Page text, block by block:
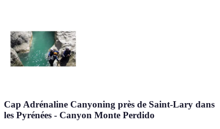
Cap Adrénaline Canyoning près de Saint-Lary dans
les Pyrénées - Canyon Monte Perdido